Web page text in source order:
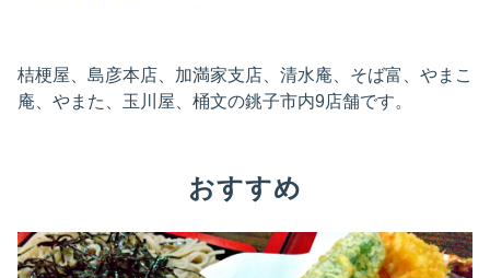
桔梗屋、島彦本店、加満家支店、清水庵、そば富、やまこ
庵、やまた、玉川屋、桶文の銚子市内9店舗です。
おすすめ